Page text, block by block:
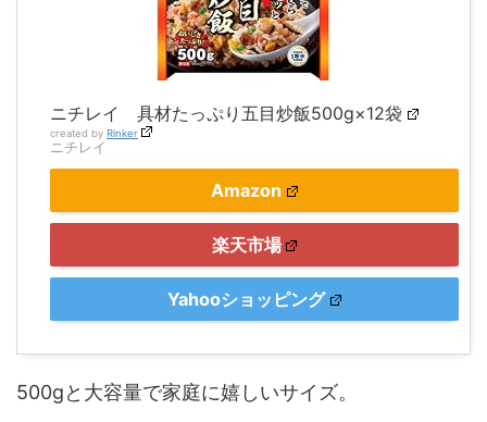
ニチレイ 具材たっぷり五目炒飯500g×12袋
created by Rinker
ニチレイ
Amazon
楽天市場
Yahooショッピング
500gと大容量で家庭に嬉しいサイズ。